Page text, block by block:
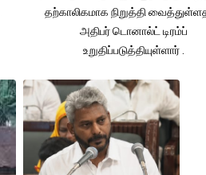
தற்காலிகமாக நிறுத்தி
அதிபர் டொனால்ட் டிரம்ப்
உறுதிப்படுத்தியுள்ளார் .